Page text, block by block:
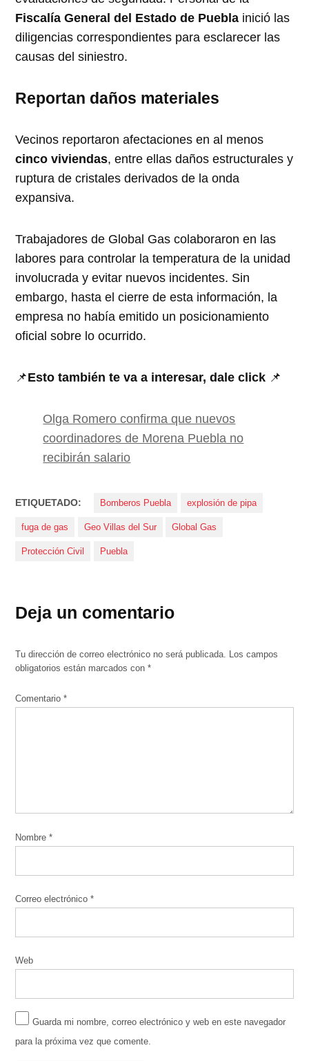
Fiscalía General del Estado de Puebla inició las
diligencias correspondientes para esclarecer las
causas del siniestro.
Reportan daños materiales
Vecinos reportaron afectaciones en al menos
cinco viviendas, entre ellas daños estructurales y
ruptura de cristales derivados de la onda
expansiva.
Trabajadores de Global Gas colaboraron en las
labores para controlar la temperatura de la unidad
involucrada y evitar nuevos incidentes. Sin
embargo, hasta el cierre de esta información, la
empresa no había emitido un posicionamiento
oficial sobre lo ocurrido.
📌Esto también te va a interesar, dale click 📌
Olga Romero confirma que nuevos
coordinadores de Morena Puebla no
recibirán salario
ETIQUETADO: Bomberos Puebla explosión de pipa
fuga de gas Geo Villas del Sur Global Gas
Protección Civil Puebla
Deja un comentario
Tu dirección de correo electrónico no será publicada.
Los campos
obligatorios están marcados con*
Comentario*
Nombre*
Correo electrónico*
Web
Guarda mi nombre, correo electrónico y web en este navegador
para la próxima vez que comente.